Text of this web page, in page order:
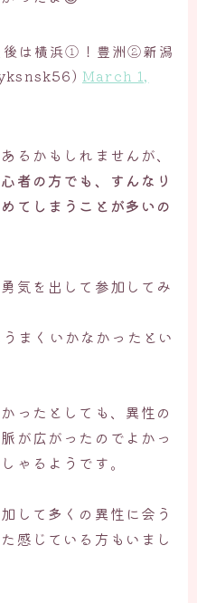
は横浜①！豊洲②新潟
March 1,
るかもしれませんが、
者の方でも、すんなり
てしまうことが多いの
気を出して参加してみ
まくいかなかったとい
ったとしても、異性の
が広がったのでよかっ
ゃるようです。
して多くの異性に会う
感じている方もいまし